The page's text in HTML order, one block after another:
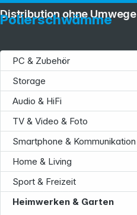
Polierschwämme
PC & Zubehör
Storage
Audio & HiFi
TV & Video & Foto
Smartphone & Kommunikation
Home & Living
Sport & Freizeit
Heimwerken & Garten
Distribution ohne Umwege
Service
Informationen